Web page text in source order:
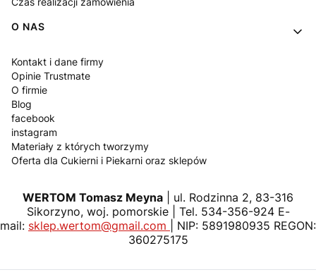
O NAS
Kontakt i dane firmy
Opinie Trustmate
O firmie
Blog
facebook
instagram
Materiały z których tworzymy
Oferta dla Cukierni i Piekarni oraz sklepów
WERTOM Tomasz Meyna | ul. Rodzinna 2, 83-316
Sikorzyno, woj. pomorskie | Tel. 534-356-924 E-
mail: sklep.wertom@gmail.com
| NIP: 5891980935 REGON:
360275175